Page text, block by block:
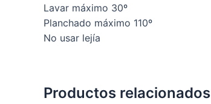
Lavar máximo 30º
Planchado máximo 110º
No usar lejía
Productos relacionados